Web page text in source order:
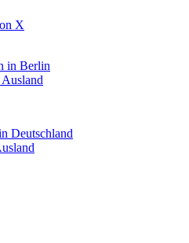
X
in Berlin
Deutschland